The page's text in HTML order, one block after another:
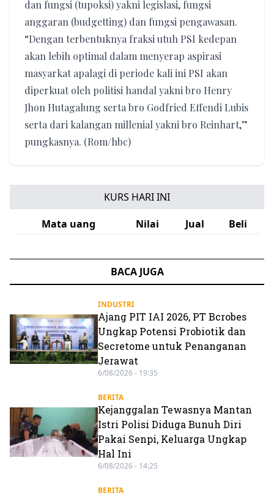
dan fungsi (tupoksi) yakni legislasi, fungsi
anggaran (budgetting) dan fungsi pengawasan.
“Dengan terbentuknya fraksi utuh PSI kedepan
akan lebih optimal dalam menyerap aspirasi
masyarkat apalagi di periode kali ini PSI akan
diperkuat oleh politisi handal yakni bro Henry
Jhon Hutagalung serta bro Godfried Effendi Lubis
serta dari kalangan millenial yakni bro Reinhart,”
pungkasnya. (Rom/hbc)
KURS HARI INI
Mata uang
Nilai Jual Beli
BACA JUGA
INDUSTRI
Ajang PIT IAI 2026, PT Bcrobes
Ungkap Potensi Probiotik dan
Secretome untuk Penanganan
Jerawat
6/08/2026 - 19:35
BERITA
Kejanggalan Tewasnya Mantan
Istri Polisi Diduga Bunuh Diri
Pakai Senpi, Keluarga Ungkap
Hal Ini
6/08/2026 - 14:25
BERITA